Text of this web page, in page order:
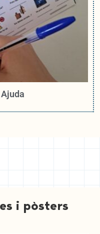
Ajuda
i pòsters